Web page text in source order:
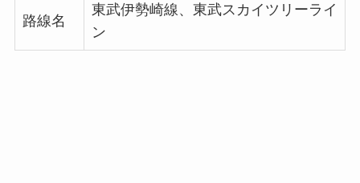
路線名
東武伊勢崎線、東武スカイツリーライ
ン